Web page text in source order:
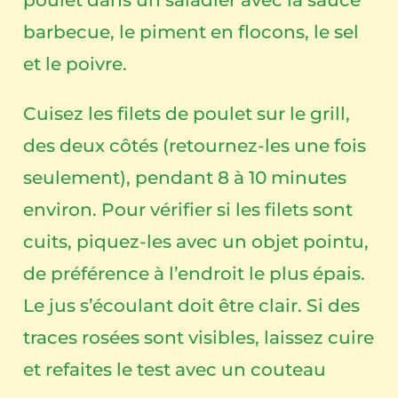
barbecue, le piment en flocons, le sel
et le poivre.
Cuisez les filets de poulet sur le grill,
des deux côtés (retournez-les une fois
seulement), pendant 8 à 10 minutes
environ. Pour vérifier si les filets sont
cuits, piquez-les avec un objet pointu,
de préférence à l’endroit le plus épais.
Le jus s’écoulant doit être clair. Si des
traces rosées sont visibles, laissez cuire
et refaites le test avec un couteau